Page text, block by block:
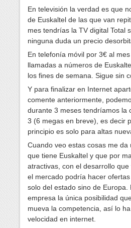
En televisión la verdad es que
de Euskaltel de las que van
mes tendrías la TV digital Total
ninguna duda un precio
En telefonía móvil por 3€ al
llamadas a números de
los fines de semana. Sigue sin
Y para finalizar en Internet
comente anteriormente,
durante 3 meses tendríamos la
3 (6 megas en breve), es decir
principio es solo para altas
Cuando veo estas cosas me
que tiene Euskaltel y que por
atractivas, con el desarrollo
el mercado podría hacer
solo del estado sino de
empresa la única posibilidad
mueva la competencia, así lo
velocidad en internet.